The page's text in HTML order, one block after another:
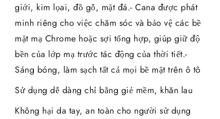
giới, kim lọai, đồ gỗ, mặt đá.- Cana được phát
minh riêng cho việc chăm sóc và bảo vệ các bề
mặt mạ Chrome hoặc sợi tổng hợp, giúp giữ độ
bền của lớp mạ trước tác động của thời tiết.-
Sáng bóng, làm sạch tất cả mọi bề mặt trên ô tô
Sử dụng dễ dàng chỉ bằng giẻ mềm, khăn lau
Không hại da tay, an toàn cho người sử dụng